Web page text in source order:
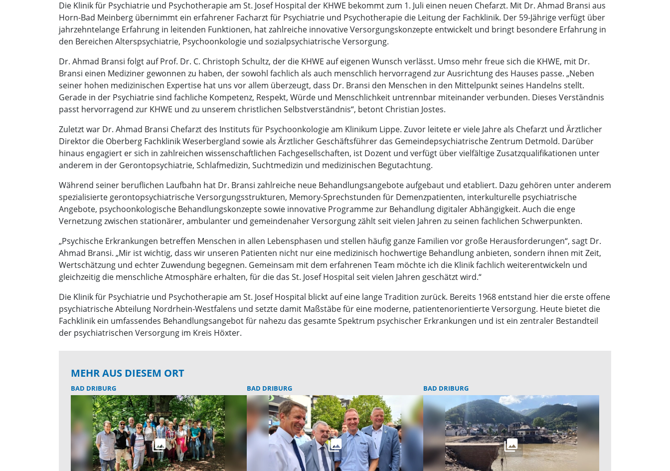
Die Klinik für Psychiatrie und Psychotherapie am St. Josef Hospital der KHWE bekommt zum 1. Juli einen neuen Chefarzt. Mit Dr. Ahmad Bransi aus
Horn-Bad Meinberg übernimmt ein erfahrener Facharzt für Psychiatrie und Psychotherapie die Leitung der Fachklinik. Der 59-Jährige verfügt über
jahrzehntelange Erfahrung in leitenden Funktionen, hat zahlreiche innovative Versorgungskonzepte entwickelt und bringt besondere Erfahrung in
den Bereichen Alterspsychiatrie, Psychoonkologie und sozialpsychiatrische Versorgung.
Dr. Ahmad Bransi folgt auf Prof. Dr. C. Christoph Schultz, der die KHWE auf eigenen Wunsch verlässt. Umso mehr freue sich die KHWE, mit Dr.
Bransi einen Mediziner gewonnen zu haben, der sowohl fachlich als auch menschlich hervorragend zur Ausrichtung des Hauses passe. „Neben
seiner hohen medizinischen Expertise hat uns vor allem überzeugt, dass Dr. Bransi den Menschen in den Mittelpunkt seines Handelns stellt.
Gerade in der Psychiatrie sind fachliche Kompetenz, Respekt, Würde und Menschlichkeit untrennbar miteinander verbunden. Dieses Verständnis
passt hervorragend zur KHWE und zu unserem christlichen Selbstverständnis“, betont Christian Jostes.
Zuletzt war Dr. Ahmad Bransi Chefarzt des Instituts für Psychoonkologie am Klinikum Lippe. Zuvor leitete er viele Jahre als Chefarzt und Ärztlicher
Direktor die Oberberg Fachklinik Weserbergland sowie als Ärztlicher Geschäftsführer das Gemeindepsychiatrische Zentrum Detmold. Darüber
hinaus engagiert er sich in zahlreichen wissenschaftlichen Fachgesellschaften, ist Dozent und verfügt über vielfältige Zusatzqualifikationen unter
anderem in der Gerontopsychiatrie, Schlafmedizin, Suchtmedizin und medizinischen Begutachtung.
Während seiner beruflichen Laufbahn hat Dr. Bransi zahlreiche neue Behandlungsangebote aufgebaut und etabliert. Dazu gehören unter anderem
spezialisierte gerontopsychiatrische Versorgungsstrukturen, Memory-Sprechstunden für Demenzpatienten, interkulturelle psychiatrische
Angebote, psychoonkologische Behandlungskonzepte sowie innovative Programme zur Behandlung digitaler Abhängigkeit. Auch die enge
Vernetzung zwischen stationärer, ambulanter und gemeindenaher Versorgung zählt seit vielen Jahren zu seinen fachlichen Schwerpunkten.
„Psychische Erkrankungen betreffen Menschen in allen Lebensphasen und stellen häufig ganze Familien vor große Herausforderungen“, sagt Dr.
Ahmad Bransi. „Mir ist wichtig, dass wir unseren Patienten nicht nur eine medizinisch hochwertige Behandlung anbieten, sondern ihnen mit Zeit,
Wertschätzung und echter Zuwendung begegnen. Gemeinsam mit dem erfahrenen Team möchte ich die Klinik fachlich weiterentwickeln und
gleichzeitig die menschliche Atmosphäre erhalten, für die das St. Josef Hospital seit vielen Jahren geschätzt wird.“
Die Klinik für Psychiatrie und Psychotherapie am St. Josef Hospital blickt auf eine lange Tradition zurück. Bereits 1968 entstand hier die erste offene
psychiatrische Abteilung Nordrhein-Westfalens und setzte damit Maßstäbe für eine moderne, patientenorientierte Versorgung. Heute bietet die
Fachklinik ein umfassendes Behandlungsangebot für nahezu das gesamte Spektrum psychischer Erkrankungen und ist ein zentraler Bestandteil
der psychiatrischen Versorgung im Kreis Höxter.
MEHR AUS DIESEM ORT
BAD DRIBURG BAD DRIBURG BAD DRIBURG